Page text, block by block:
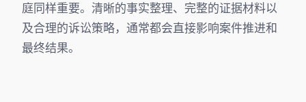
庭同样重要。清晰的事实整理、完整的证据材料以
及合理的诉讼策略，通常都会直接影响案件推进和
最终结果。